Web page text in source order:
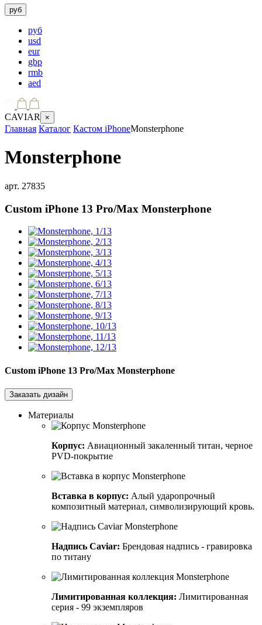
руб
руб
usd
eur
gbp
rmb
aed
CAVIAR ×
Главная Каталог Кастом iPhoneMonsterphone
Monsterphone
арт. 27835
Custom iPhone 13 Pro/Max Monsterphone
Custom iPhone 13 Pro/Max Monsterphone
Заказать дизайн
Материалы
Корпус: Авиационный закаленный титан, черное
PVD-покрытие
Вставка в корпус: Алый ударопрочный
композитный материал, символизирующий кровь.
Надпись Caviar: Брендовая надпись - гравировка
по титану
Лимитированная коллекция: Лимитированная
серия - 99 экземпляров